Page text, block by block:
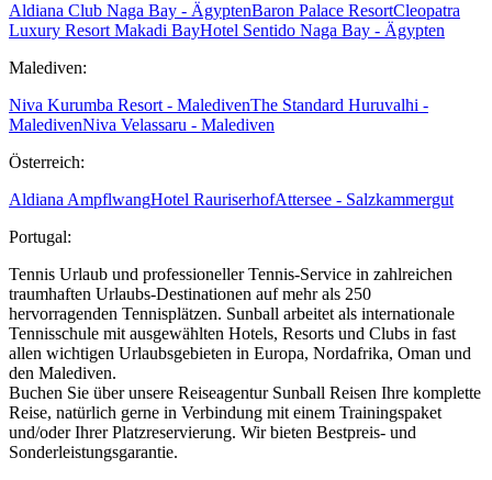
Aldiana Club Naga Bay - ÄgyptenBaron Palace ResortCleopatra
Luxury Resort Makadi BayHotel Sentido Naga Bay - Ägypten
Malediven:
Niva Kurumba Resort - MaledivenThe Standard Huruvalhi -
MaledivenNiva Velassaru - Malediven
Österreich:
Aldiana AmpflwangHotel RauriserhofAttersee - Salzkammergut
Portugal:
Tennis Urlaub und professioneller Tennis-Service in zahlreichen
traumhaften Urlaubs-Destinationen auf mehr als 250
hervorragenden Tennisplätzen. Sunball arbeitet als internationale
Tennisschule mit ausgewählten Hotels, Resorts und Clubs in fast
allen wichtigen Urlaubsgebieten in Europa, Nordafrika, Oman und
den Malediven.
Buchen Sie über unsere Reiseagentur Sunball Reisen Ihre komplette
Reise, natürlich gerne in Verbindung mit einem Trainingspaket
und/oder Ihrer Platzreservierung. Wir bieten Bestpreis- und
Sonderleistungsgarantie.